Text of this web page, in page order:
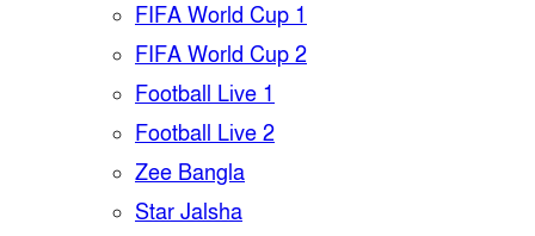
FIFA World Cup 1
FIFA World Cup 2
Football Live 1
Football Live 2
Zee Bangla
Star Jalsha